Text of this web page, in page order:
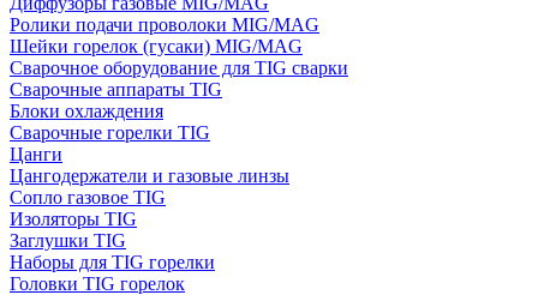
Ролики подачи проволоки MIG/MAG
Шейки горелок (гусаки) MIG/MAG
Сварочное оборудование для TIG сварки
Сварочные аппараты TIG
Блоки охлаждения
Сварочные горелки TIG
Цанги
Цангодержатели и газовые линзы
Сопло газовое TIG
Изоляторы TIG
Заглушки TIG
Наборы для TIG горелки
Головки TIG горелок